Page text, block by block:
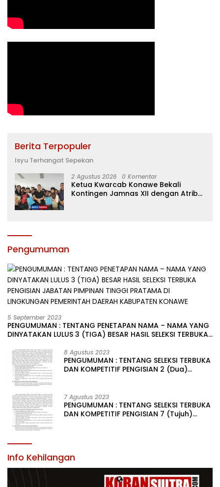
Berita Terpopuler
Isyu Terhangat Sepekan
2 Agustus 2026 0 Komentar
Ketua Kwarcab Konawe Bekali
Kontingen Jamnas XII dengan Atribut
Pengumuman
5 September 2023
PENGUMUMAN : TENTANG PENETAPAN NAMA – NAMA YANG
DINYATAKAN LULUS 3 (TIGA) BESAR HASIL SELEKSI TERBUKA
LINGKUNGAN PEMERINTAH DAERAH KABUPATEN KONAWE
8 Agustus 2023
PENGUMUMAN : TENTANG SELEKSI TERBUKA
DAN KOMPETITIF PENGISIAN 2 (Dua)
KABUPATEN KONAWE
7 Agustus 2023
PENGUMUMAN : TENTANG SELEKSI TERBUKA
DAN KOMPETITIF PENGISIAN 7 (Tujuh)
Info Kehilangan